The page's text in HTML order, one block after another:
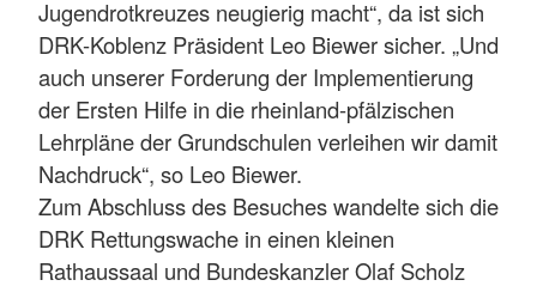
Jugendrotkreuzes neugierig macht“, da ist sich
DRK-Koblenz Präsident Leo Biewer sicher. „Und
auch unserer Forderung der Implementierung
der Ersten Hilfe in die rheinland-pfälzischen
Lehrpläne der Grundschulen verleihen wir damit
Nachdruck“, so Leo Biewer.
Zum Abschluss des Besuches wandelte sich die
DRK Rettungswache in einen kleinen
Rathaussaal und Bundeskanzler Olaf Scholz